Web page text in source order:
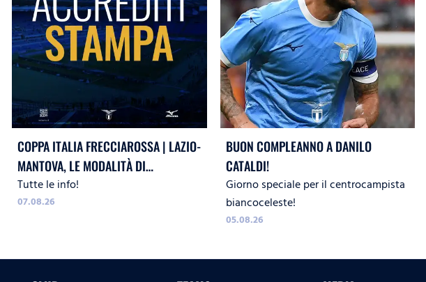
COPPA ITALIA FRECCIAROSSA | LAZIO-
MANTOVA, LE MODALITÀ DI
ACCREDITO
Tutte le info!
07.08.26
BUON COMPLEANNO A DANILO
CATALDI!
Giorno speciale per il centrocampista
biancoceleste!
05.08.26